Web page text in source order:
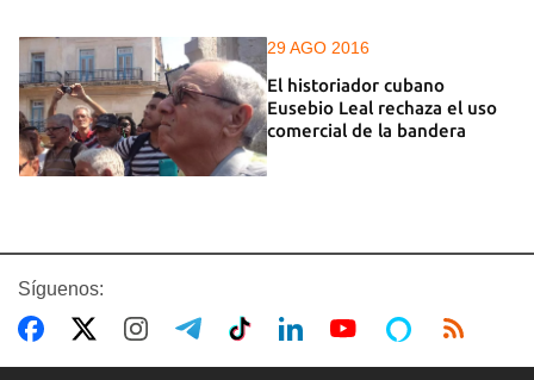
29 AGO 2016
El historiador cubano
Eusebio Leal rechaza el uso
comercial de la bandera
Síguenos: